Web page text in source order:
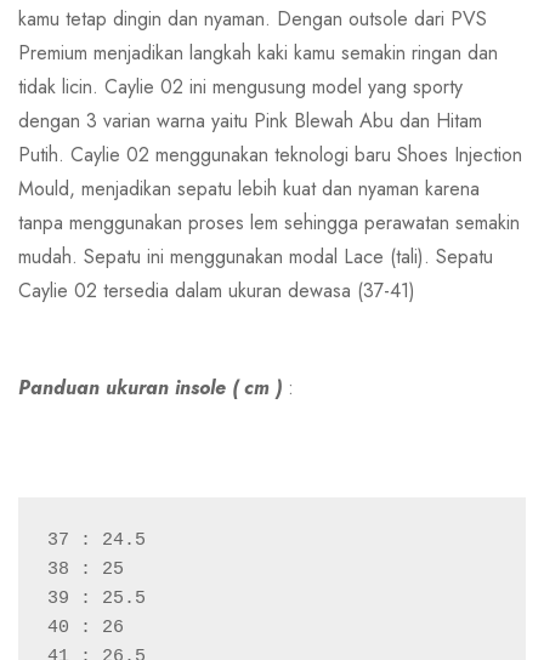
kamu tetap dingin dan nyaman. Dengan outsole dari PVS
Premium menjadikan langkah kaki kamu semakin ringan dan
tidak licin. Caylie 02 ini mengusung model yang sporty
dengan 3 varian warna yaitu Pink Blewah Abu dan Hitam
Putih. Caylie 02 menggunakan teknologi baru Shoes Injection
Mould, menjadikan sepatu lebih kuat dan nyaman karena
tanpa menggunakan proses lem sehingga perawatan semakin
mudah. Sepatu ini menggunakan modal Lace (tali). Sepatu
Caylie 02 tersedia dalam ukuran dewasa (37-41)
Panduan ukuran insole ( cm ) :
37 : 24.5
38 : 25
39 : 25.5
40 : 26